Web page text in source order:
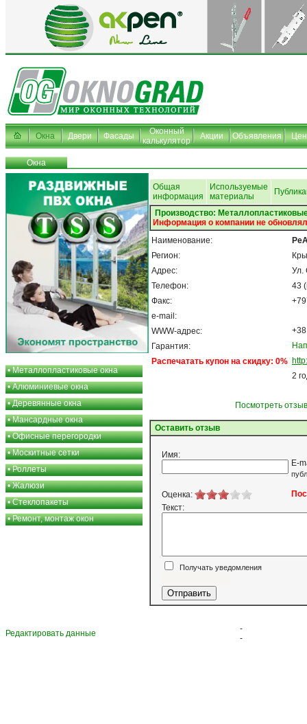
Окна Двери Фасады
Оконный
калькулятор
Акции Объявления
Окна
•Металлопластиковые окна
•Алюминиевые окна
•Деревянные окна
•Мансардные окна
•Офисные перегородки
•Москитные сетки
•Роллеты
•Жалюзи
•Стеклопакеты
•Ремонт, монтаж окон
Общая
информация
Используемые
материалы
Производство:
Информация о компании не
Наименование:
Регион:
Адрес:
Телефон:
Факс:
e-mail:
WWW-адрес:
Гарантия:
Распечатать купон на скидку: 0%
Ул.
43
2
Посмотреть
Оставить отзыв
Имя:
E-
Оценка:
Текст:
Получать уведомления
Редактировать данные
-
-